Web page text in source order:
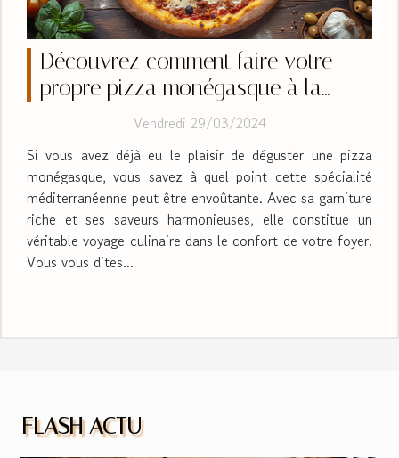
Découvrez comment faire votre
propre pizza monégasque à la
Vendredi 29/03/2024
Si vous avez déjà eu le plaisir de déguster une pizza
monégasque, vous savez à quel point cette spécialité
méditerranéenne peut être envoûtante. Avec sa garniture
riche et ses saveurs harmonieuses, elle constitue un
véritable voyage culinaire dans le confort de votre foyer.
Vous vous dites...
FLASH ACTU